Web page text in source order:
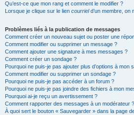
Qu’est-ce que mon rang et comment le modifier ?
Lorsque je clique sur le lien courrield’un membre, on
Problèmes liés à la publication de messages
Comment créer un nouveau sujet ou poster une
Comment modifier ou supprimer un message ?
Comment ajouter une signature à mes messages ?
Comment créer un sondage ?
Pourquoi ne puis-je pas ajouter plus d’options à mon
Comment modifier ou supprimer un sondage ?
Pourquoi ne puis-je pas accéder à un forum ?
Pourquoi ne puis-je pas joindre des fichiers à mon
Pourquoi ai-je reçu un avertissement ?
Comment rapporter des messages à un modérateur ?
À quoi sert le bouton « Sauvegarder » dans la page